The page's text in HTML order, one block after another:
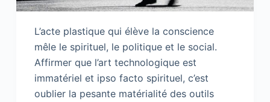
L’acte plastique qui élève la conscience
mêle le spirituel, le politique et le social.
Affirmer que l’art technologique est
immatériel et ipso facto spirituel, c’est
oublier la pesante matérialité des outils